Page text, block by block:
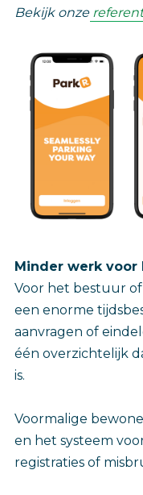
Bekijk onze
Minder werk voor
Voor het bestuur
een enorme
aanvragen of
één overzichtelijk
is.
Voormalige
en het systeem
registraties of